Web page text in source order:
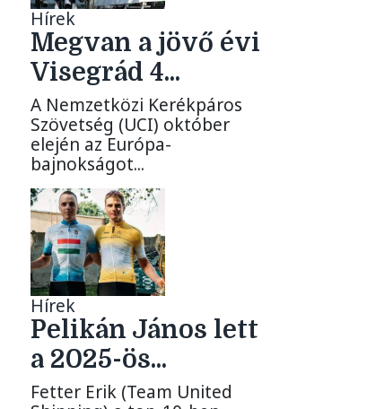
Hírek
Megvan a jövő évi
Visegrád 4...
A Nemzetközi Kerékpáros
Szövetség (UCI) október
elején az Európa-
bajnokságot...
Hírek
Pelikán János lett
a 2025-ös...
Fetter Erik (Team United